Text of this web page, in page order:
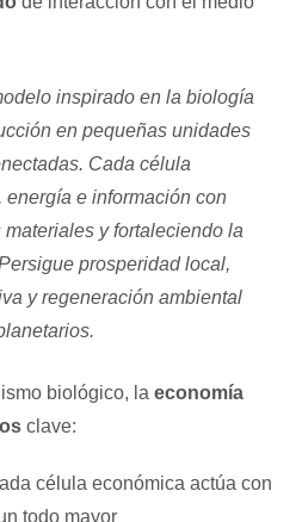
inspirado en la biología
en pequeñas unidades
Cada célula
energía e información con
y fortaleciendo la
prosperidad local,
y regeneración ambiental
biológico, laeconomía
clave:
célula económica actúa con
todo mayor